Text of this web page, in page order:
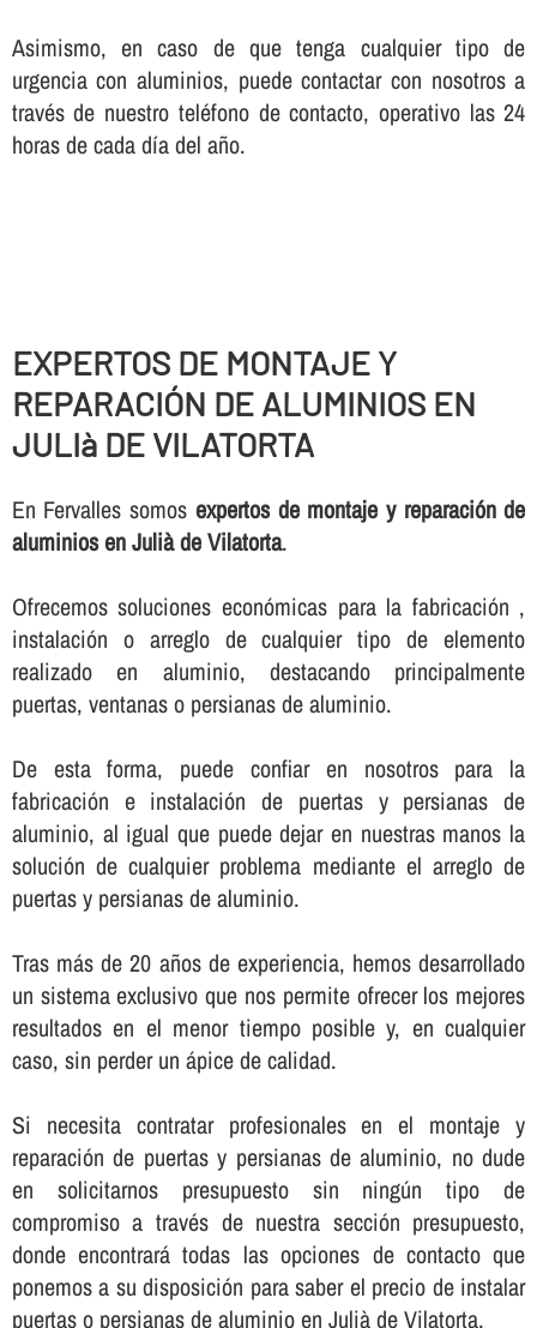
Asimismo, en caso de que tenga cualquier tipo de
urgencia con aluminios, puede contactar con nosotros a
través de nuestro teléfono de contacto, operativo las 24
horas de cada dí­a del año.
EXPERTOS DE MONTAJE Y
REPARACIÓN DE ALUMINIOS EN
JULIà DE VILATORTA
En Fervalles somos expertos de montaje y reparación de
aluminios en Julià de Vilatorta.
Ofrecemos soluciones económicas para la fabricación ,
instalación o arreglo de cualquier tipo de elemento
realizado en aluminio, destacando principalmente
puertas, ventanas o persianas de aluminio.
De esta forma, puede confiar en nosotros para la
fabricación e instalación de puertas y persianas de
aluminio, al igual que puede dejar en nuestras manos la
solución de cualquier problema mediante el arreglo de
puertas y persianas de aluminio.
Tras más de 20 años de experiencia, hemos desarrollado
un sistema exclusivo que nos permite ofrecer los mejores
resultados en el menor tiempo posible y, en cualquier
caso, sin perder un ápice de calidad.
Si necesita contratar profesionales en el montaje y
reparación de puertas y persianas de aluminio, no dude
en solicitarnos presupuesto sin ningún tipo de
compromiso a través de nuestra sección presupuesto,
donde encontrará todas las opciones de contacto que
ponemos a su disposición para saber el precio de instalar
puertas o persianas de aluminio en Julià de Vilatorta.